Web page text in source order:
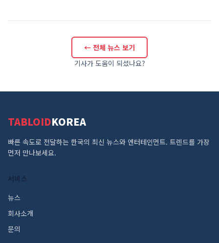
← 전체 뉴스 보기
기사가 도움이 되셨나요?
TABLOIDKOREA
빠른 속도로 전달하는 한국의 최신 뉴스와 엔터테인먼트. 트렌드를 가장
먼저 만나보세요.
서비스
뉴스
회사소개
문의